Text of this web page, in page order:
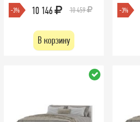
-3% 10 146 10 459
В корзину
-3%